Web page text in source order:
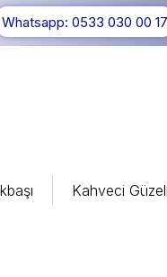
Whatsapp: 0533 030 00 17
Kahveci Güzeli